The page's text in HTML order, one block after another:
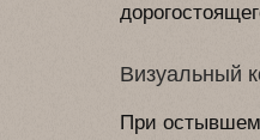
Визуальный
При остывшем